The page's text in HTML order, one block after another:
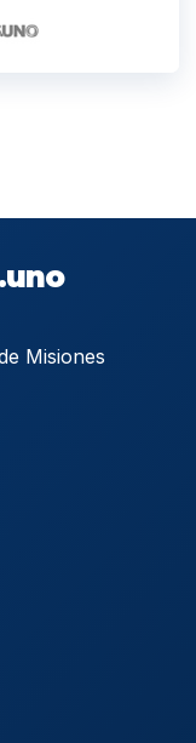
Misiones